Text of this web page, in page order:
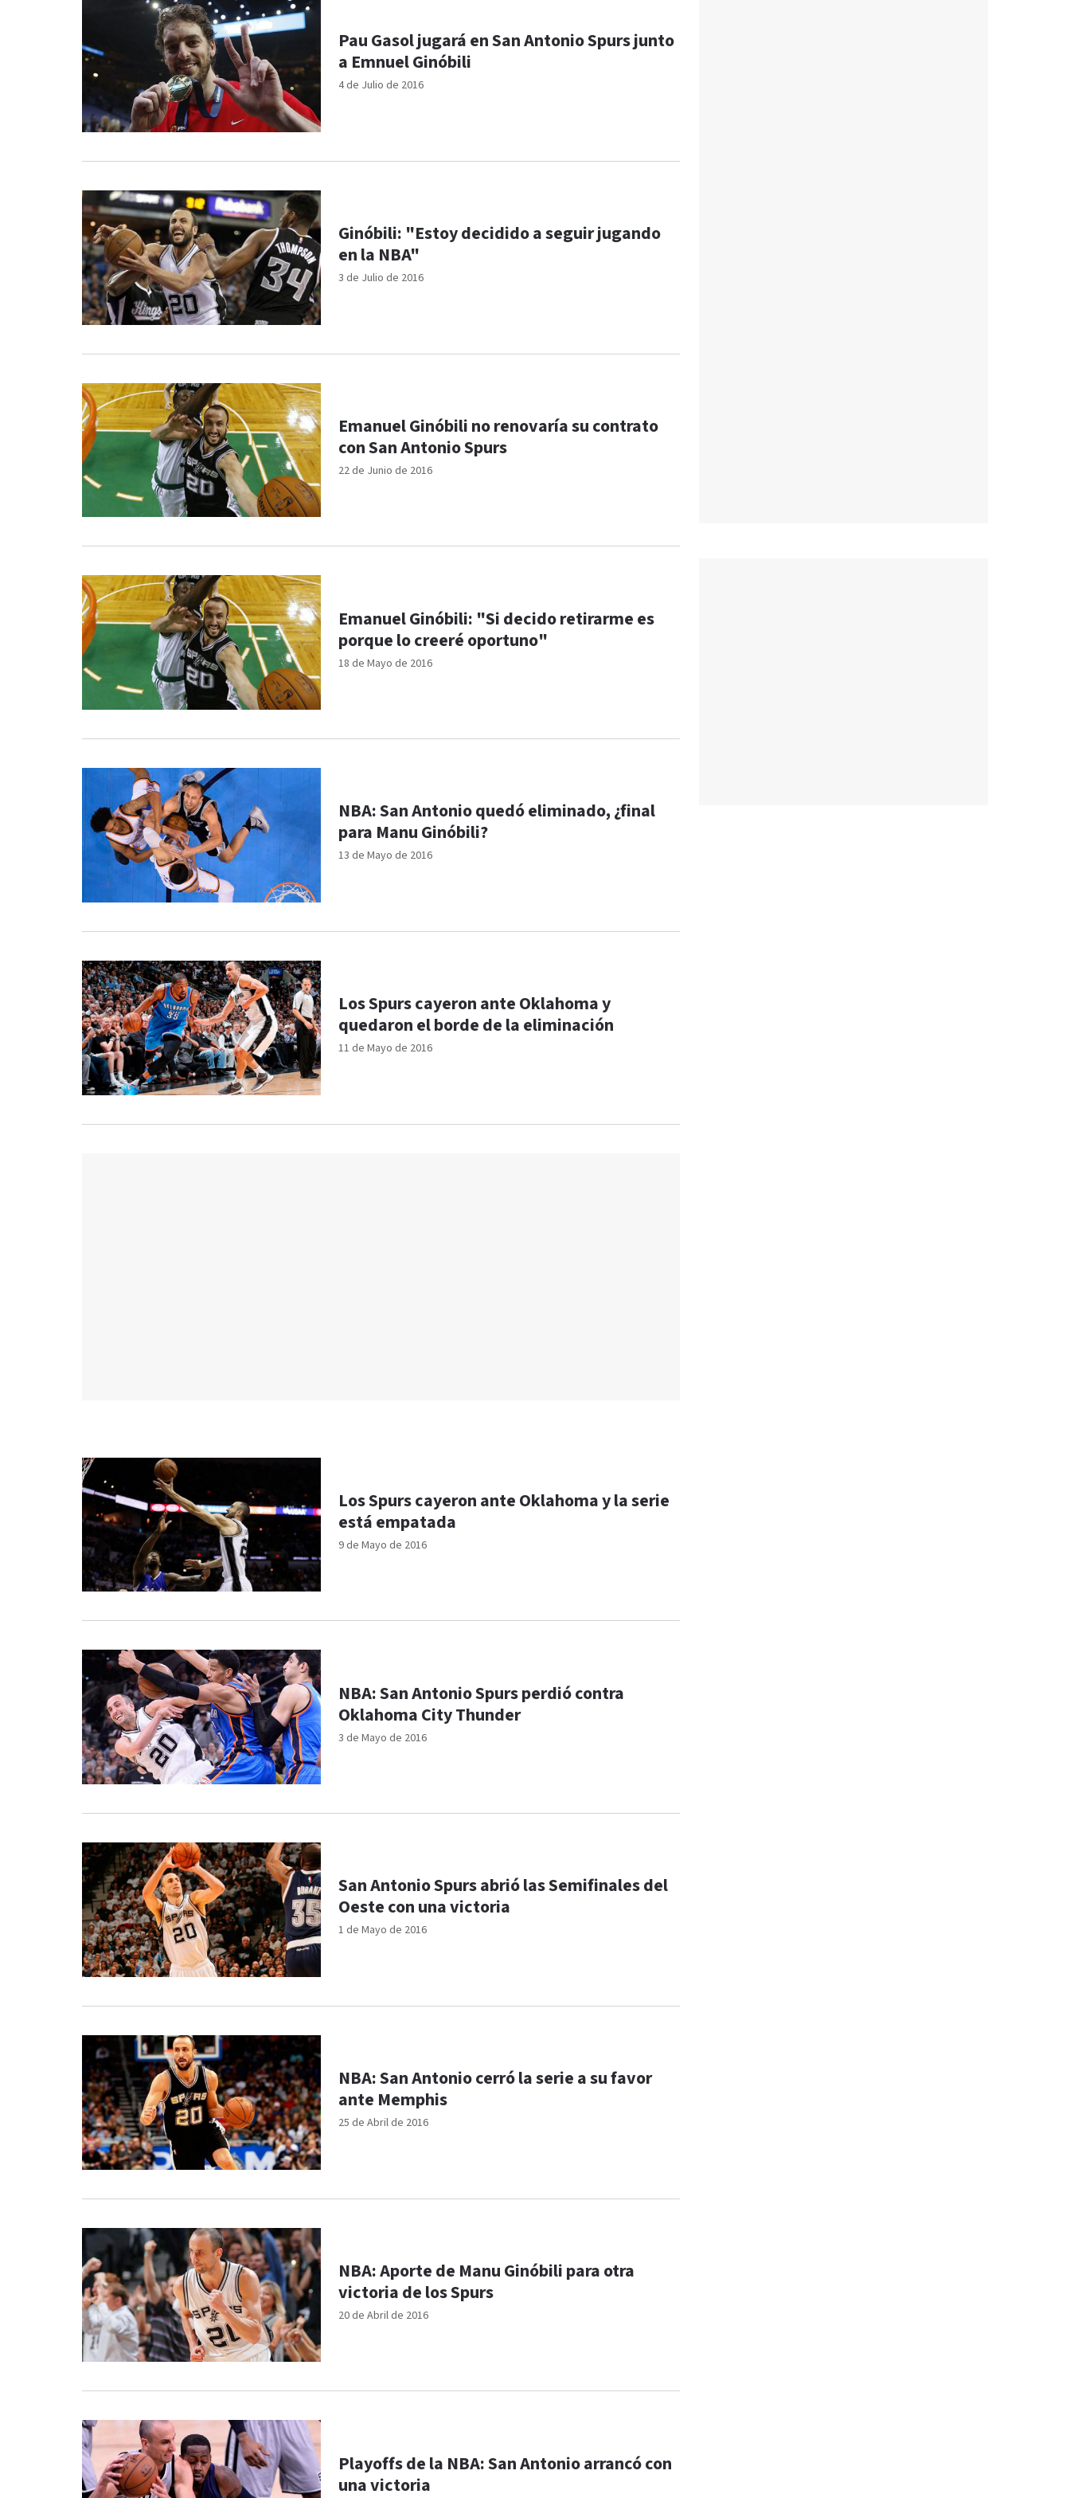
4 de Julio de 2016
Pau Gasol jugará en San Antonio Spurs junto
a Emnuel Ginóbili
3 de Julio de 2016
Ginóbili: "Estoy decidido a seguir jugando
en la NBA"
22 de Junio de 2016
Emanuel Ginóbili no renovaría su contrato
con San Antonio Spurs
18 de Mayo de 2016
Emanuel Ginóbili: "Si decido retirarme es
porque lo creeré oportuno"
13 de Mayo de 2016
NBA: San Antonio quedó eliminado, ¿final
para Manu Ginóbili?
11 de Mayo de 2016
Los Spurs cayeron ante Oklahoma y
quedaron el borde de la eliminación
9 de Mayo de 2016
Los Spurs cayeron ante Oklahoma y la serie
está empatada
3 de Mayo de 2016
NBA: San Antonio Spurs perdió contra
Oklahoma City Thunder
1 de Mayo de 2016
San Antonio Spurs abrió las Semifinales del
Oeste con una victoria
25 de Abril de 2016
NBA: San Antonio cerró la serie a su favor
ante Memphis
20 de Abril de 2016
NBA: Aporte de Manu Ginóbili para otra
victoria de los Spurs
Playoffs de la NBA: San Antonio arrancó con
una victoria